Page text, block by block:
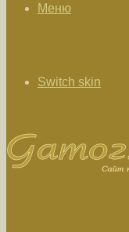
Меню
Switch skin